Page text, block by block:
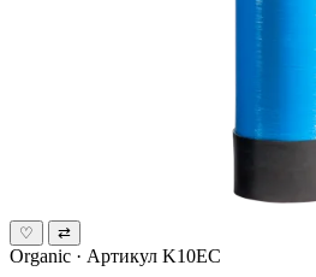
♡ ⇄
Organic · Артикул K10EC